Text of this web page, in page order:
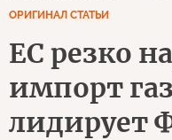
ОРИГИНАЛ СТАТЬИ
ЕС резко
импорт
лидирует